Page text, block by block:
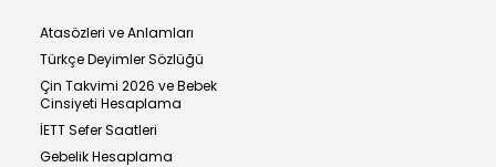
Atasözleri ve Anlamları
Türkçe Deyimler Sözlüğü
Çin Takvimi 2026 ve Bebek
Cinsiyeti Hesaplama
İETT Sefer Saatleri
Gebelik Hesaplama